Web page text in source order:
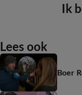
Ik
Lees ook
Boer